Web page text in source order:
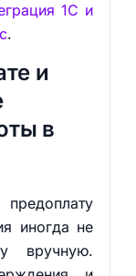
1С и
.
и
в
иногда не
вручную.